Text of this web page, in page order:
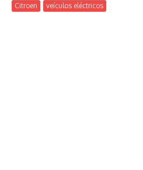
Citroen veículos eléctricos